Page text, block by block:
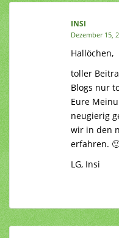
INSI
Dezember 15,
Hallöchen,
toller
Blogs nur
Eure
neugierig
wir in den
erfahren.
LG, Insi